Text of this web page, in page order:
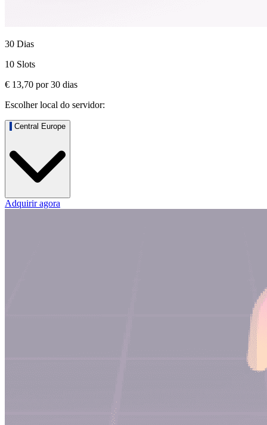
30 Dias
10 Slots
€ 13,70 por30 dias
Escolher local do servidor:
Central Europe
Adquirir agora